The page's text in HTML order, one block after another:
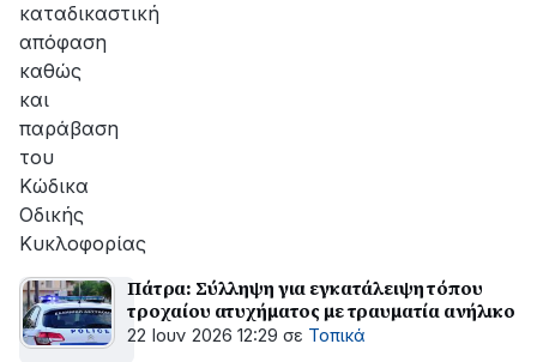
καταδικαστική
απόφαση
καθώς
και
παράβαση
του
Κώδικα
Οδικής
Κυκλοφορίας
Πάτρα: Σύλληψη για εγκατάλειψη τόπου
τροχαίου ατυχήματος με τραυματία ανήλικο
22 Ιουν 2026 12:29 σε Τοπικά